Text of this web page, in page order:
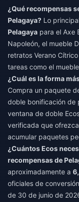
¿Qué recompensas
Pelagaya? Lo
Pelagaya para el Axe
Napoleón, el mueble
retratos Verano
tareas como el
¿Cuál es la forma
Compra un paquete
doble bonificación de
ventana de doble
verificada que
acumular paquetes
¿Cuántos Ecos
recompensas de
aproximadamente a
oficiales de
de 30 de junio de